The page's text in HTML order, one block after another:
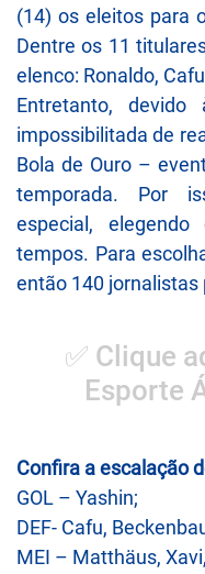
(14) os eleitos para
Dentre os 11
elenco: Ronaldo,
Entretanto,
impossibilitada de
Bola de Ouro –
temporada. Por
especial,
tempos. Para
então 140
✅ Clique
Esporte
Confira a escalação
GOL – Yashin;
DEF- Cafu,
MEI – Matthäus,